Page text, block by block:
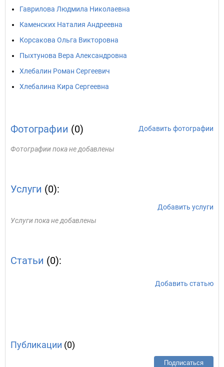
Гаврилова Людмила Николаевна
Каменских Наталия Андреевна
Корсакова Ольга Викторовна
Пыхтунова Вера Александровна
Хлебалин Роман Сергеевич
Хлебалина Кира Сергеевна
Фотографии (0) Добавить фотографии
Фотографии пока не добавлены
Услуги (0):
Добавить услуги
Услуги пока не добавлены
Статьи (0):
Добавить статью
Публикации (0)
Подписаться